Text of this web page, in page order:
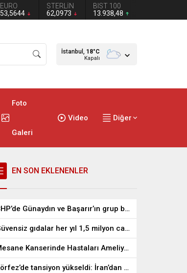
EURO
53,5644
STERLİN
62,0973
BIST 100
13.938,48
İstanbul, 18°C
Kapalı
Foto
Galeri
Video Diğer
EN SON EKLENENLER
CHP’de Günaydın ve Başarır’ın grup başkanvekilliği düştü
Güvensiz gıdalar her yıl 1,5 milyon can alıyor
Mesane Kanserinde Hastaları Ameliyattan Kurtaran İlaç
Körfez’de tansiyon yükseldi: İran’dan ABD üslerine misilleme